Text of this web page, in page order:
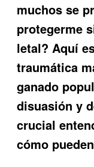
muchos se
protegerme
letal? Aquí
traumática
ganado
disuasión y
crucial
cómo